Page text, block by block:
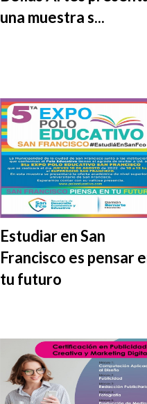
una muestra s...
Estudiar en San
Francisco es pensar
tu futuro